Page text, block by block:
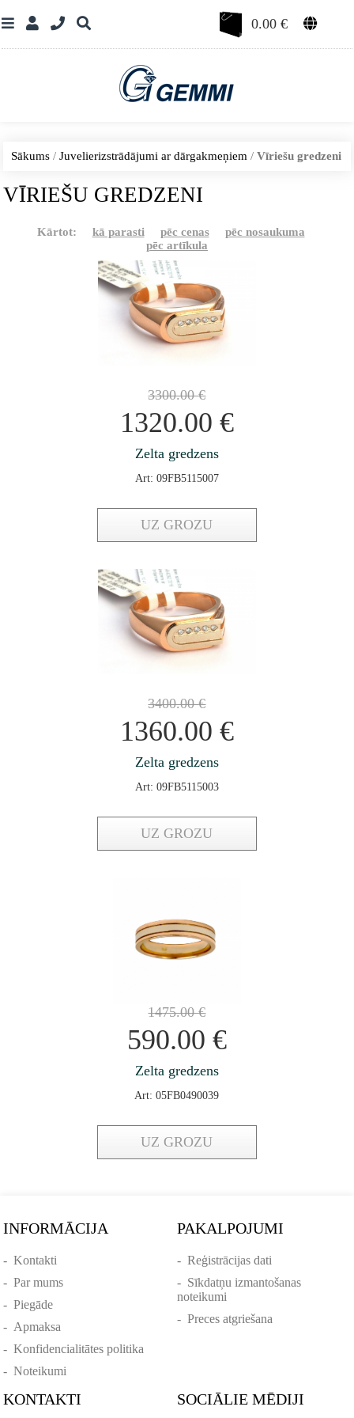
0.00€
Sākums /Juvelierizstrādājumi ar dārgakmeņiem /Vīriešu gredzeni
VĪRIEŠU GREDZENI
Kārtot: kā parasti pēc cenas
pēc nosaukuma
pēc artīkula
3300.00€
1320.00 €
Zelta gredzens
Art: 09FB5115007
UZ GROZU
3400.00€
1360.00 €
Zelta gredzens
Art: 09FB5115003
UZ GROZU
1475.00€
590.00 €
Zelta gredzens
Art: 05FB0490039
UZ GROZU
INFORMĀCIJA
-Kontakti
-Par mums
-Piegāde
- Apmaksa
-Konfidencialitātes politika
-Noteikumi
PAKALPOJUMI
- Reģistrācijas dati
- Sīkdatņu izmantošanas
noteikumi
- Preces atgriešana
KONTAKTI SOCIĀLIE MĒDIJI